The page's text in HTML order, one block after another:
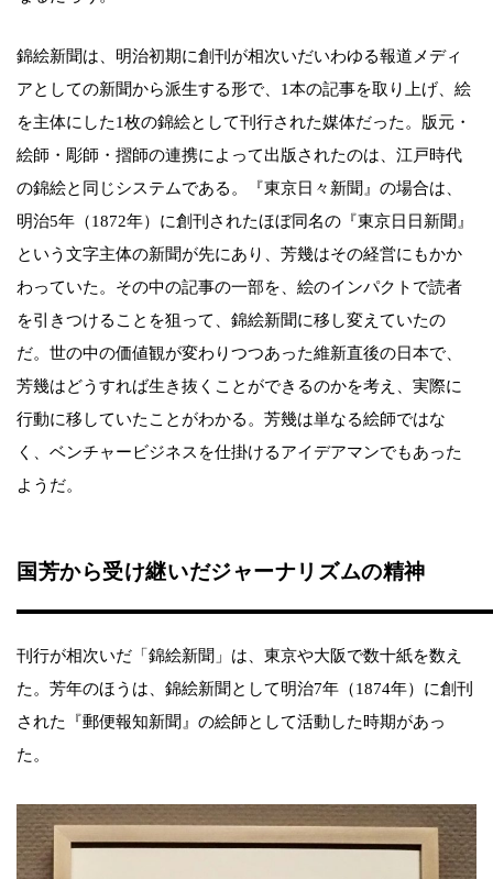
錦絵新聞は、明治初期に創刊が相次いだいわゆる報道メディ
アとしての新聞から派生する形で、1本の記事を取り上げ、絵
を主体にした1枚の錦絵として刊行された媒体だった。版元・
絵師・彫師・摺師の連携によって出版されたのは、江戸時代
の錦絵と同じシステムである。『東京日々新聞』の場合は、
明治5年（1872年）に創刊されたほぼ同名の『東京日日新聞』
という文字主体の新聞が先にあり、芳幾はその経営にもかか
わっていた。その中の記事の一部を、絵のインパクトで読者
を引きつけることを狙って、錦絵新聞に移し変えていたの
だ。世の中の価値観が変わりつつあった維新直後の日本で、
芳幾はどうすれば生き抜くことができるのかを考え、実際に
行動に移していたことがわかる。芳幾は単なる絵師ではな
く、ベンチャービジネスを仕掛けるアイデアマンでもあった
ようだ。
国芳から受け継いだジャーナリズムの精神
刊行が相次いだ「錦絵新聞」は、東京や大阪で数十紙を数え
た。芳年のほうは、錦絵新聞として明治7年（1874年）に創刊
された『郵便報知新聞』の絵師として活動した時期があっ
た。